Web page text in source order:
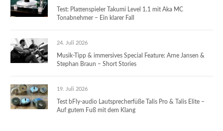
Test: Plattenspieler Takumi Level 1.1 mit Aka MC
Tonabnehmer – Ein klarer Fall
24. Juli 2026
Musik-Tipp & immersives Special Feature: Arne Jansen &
Stephan Braun – Short Stories
19. Juli 2026
Test bFly-audio Lautsprecherfüße Talis Pro & Talis Elite –
Auf gutem Fuß mit dem Klang